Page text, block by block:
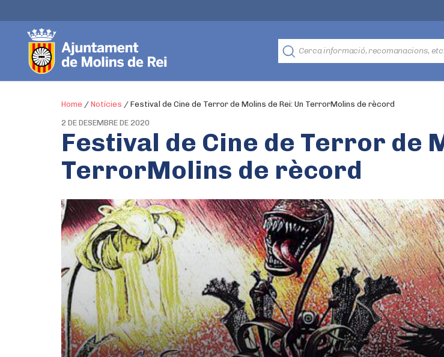
Home / Notícies / Festival de Cine de Terror de Molins de Rei: Un TerrorMolins de rècord
2 DE DESEMBRE DE 2020
Festival de Cine de Terror de
TerrorMolins de rècord